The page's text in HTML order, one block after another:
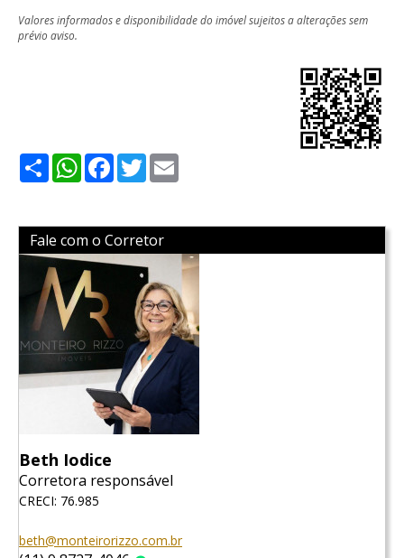
Valores informados e disponibilidade do imóvel sujeitos a alterações sem
prévio aviso.
ShareWhatsApp
Facebook
Twitter
Fale com o Corretor
Beth Iodice
Corretora responsável
CRECI: 76.985
beth@monteirorizzo.com.br